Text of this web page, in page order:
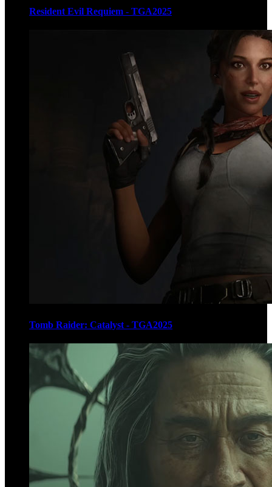
Resident Evil Requiem - TGA2025
Tomb Raider: Catalyst - TGA2025